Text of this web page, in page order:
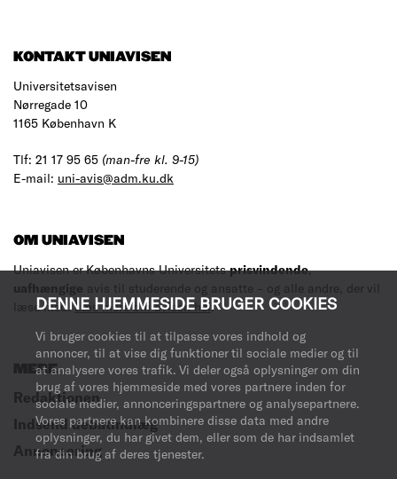
DENNE HJEMMESIDE BRUGER COOKIES
Vi bruger cookies til at tilpasse vores indhold og
annoncer, til at vise dig funktioner til sociale medier og til
at analysere vores trafik. Vi deler også oplysninger om din
brug af vores hjemmeside med vores partnere inden for
sociale medier, annonceringspartnere og analysepartnere.
Vores partnere kan kombinere disse data med andre
oplysninger, du har givet dem, eller som de har indsamlet
fra din brug af deres tjenester.
KONTAKT UNIAVISEN
Universitetsavisen
Nørregade 10
1165 København K
Tlf: 21 17 95 65 (man-fre kl. 9-15)
E-mail: uni-avis@adm.ku.dk
OM UNIAVISEN
Uniavisen er Københavns Universitetsprisvindende,
uafhængige avis til studerende og ansatte – og alle andre, der vil
læse med.Læs mere om avisen her.
MERE
Redaktionen
Indsend debatindlæg
Annoncering